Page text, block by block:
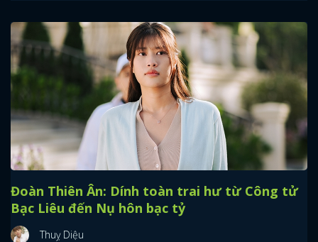
Đoàn Thiên Ân: Dính toàn trai hư từ Công tử
Bạc Liêu đến Nụ hôn bạc tỷ
Thuỵ Diệu